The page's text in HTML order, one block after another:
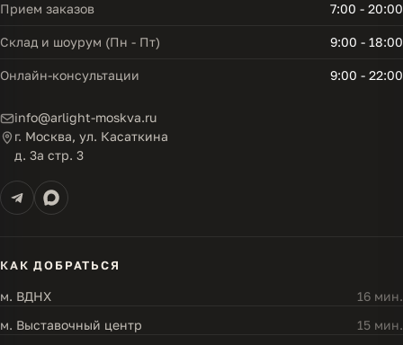
Прием заказов 7:00 - 20:00
Склад и шоурум (Пн - Пт) 9:00 - 18:00
Онлайн-консультации 9:00 - 22:00
info@arlight-moskva.ru
г. Москва, ул. Касаткина
д. 3а стр. 3
КАК ДОБРАТЬСЯ
м. ВДНХ
16 мин.
м. Выставочный центр
15 мин.